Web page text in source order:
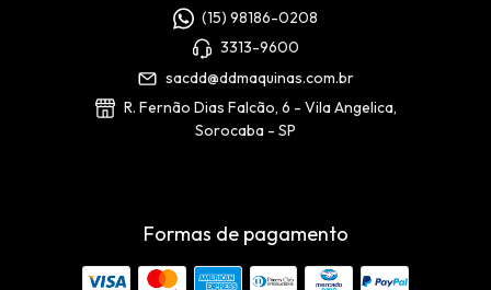
(15) 98186-0208
3313-9600
sacdd@ddmaquinas.com.br
R. Fernão Dias Falcão, 6 - Vila Angelica,
Sorocaba - SP
Formas de pagamento